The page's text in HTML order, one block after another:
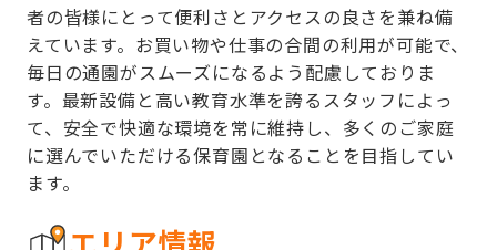
者の皆様にとって便利さとアクセスの良さを兼ね備
えています。お買い物や仕事の合間の利用が可能で、
毎日の通園がスムーズになるよう配慮しておりま
す。最新設備と高い教育水準を誇るスタッフによっ
て、安全で快適な環境を常に維持し、多くのご家庭
に選んでいただける保育園となることを目指してい
ます。